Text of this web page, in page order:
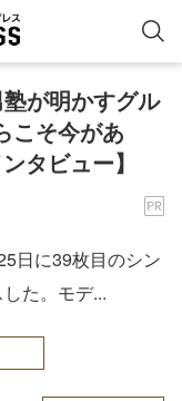
が明かすグル
こそ今があ
タビュー】
日に39枚目のシン
た。モデ...